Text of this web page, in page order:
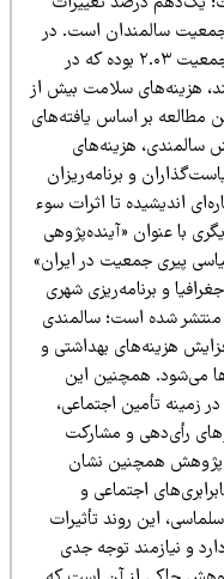
سالمندان است. در
مدل برآورد شده این مطالعه ضریب پیری جمعیت ۲.۰۳ بوده که در
سلامت بیش از
بر اساس یافته‌های
هزینه‌های
و برنامه‌ریزان
تا اثرات سوء
«آینده‌پژوهی
جمعیت در ایران»
و برنامه‌ریزی شهری
شده است؛ سالمندی
بهداشتی و
همچنین این
تأمین اجتماعی،
و مشارکت
همچنین نشان
اجتماعی و
این روند تأثیرات
نیازمند توجه جدی